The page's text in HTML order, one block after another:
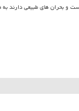
و بحران های طبیعی دارند به